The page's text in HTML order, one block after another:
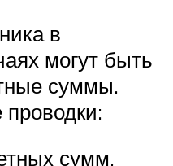
в
могут быть
суммы.
проводки:
сумм,